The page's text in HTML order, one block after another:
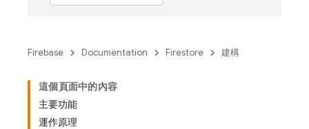
Firebase Documentation Firestore 建構
這個頁面中的內容
主要功能
運作原理